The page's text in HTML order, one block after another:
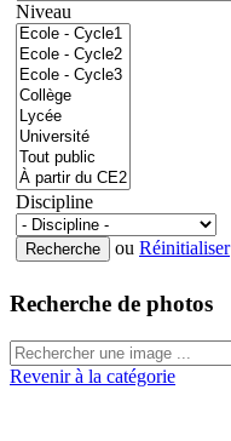
Niveau
Discipline
ou Réinitialiser
Recherche de photos
Revenir à la catégorie